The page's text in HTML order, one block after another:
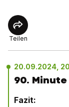
Teilen
20.09.2024,
90. Minute
Fazit: